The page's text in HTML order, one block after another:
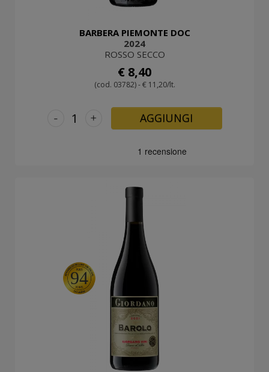
BARBERA PIEMONTE DOC
2024
ROSSO SECCO
€ 8,40
(cod. 03782) - € 11,20/lt.
+
- AGGIUNGI
94